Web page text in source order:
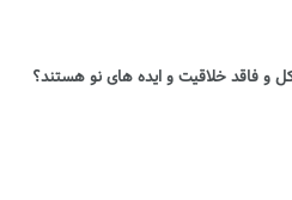
و فاقد خلاقیت و ایده های نو هستند؟